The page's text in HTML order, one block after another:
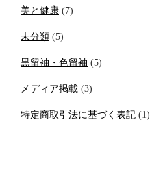
美と健康 (7)
未分類 (5)
黒留袖・色留袖 (5)
メディア掲載 (3)
特定商取引法に基づく表記 (1)